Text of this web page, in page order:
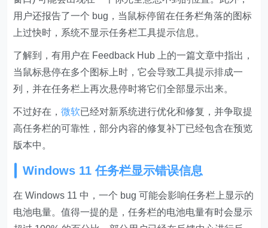
用户还报告了一个 bug，当鼠标停留在任务栏角落的图标
上过快时，系统不显示任务栏工具提示信息。
了解到，有用户在 Feedback Hub 上的一篇文章中指出，
当鼠标悬停在多个图标上时，它会导致工具提示排成一
列，并在任务栏上再次悬停时将它们全部显示出来。
不过好在，微软已经对新系统进行优化和修复，并争取提
高任务栏的可靠性，部分内容的修复补丁已经包含在预览
版本中。
Windows 11 任务栏显示错误信息
在 Windows 11 中，一个 bug 可能会影响任务栏上显示的
电池电量。值得一提的是，任务栏的电池电量有时会显示